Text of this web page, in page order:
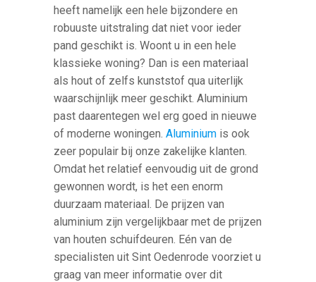
heeft namelijk een hele bijzondere en
robuuste uitstraling dat niet voor ieder
pand geschikt is. Woont u in een hele
klassieke woning? Dan is een materiaal
als hout of zelfs kunststof qua uiterlijk
waarschijnlijk meer geschikt. Aluminium
past daarentegen wel erg goed in nieuwe
of moderne woningen.Aluminium is ook
zeer populair bij onze zakelijke klanten.
Omdat het relatief eenvoudig uit de grond
gewonnen wordt, is het een enorm
duurzaam materiaal. De prijzen van
aluminium zijn vergelijkbaar met de prijzen
van houten schuifdeuren. Eén van de
specialisten uit Sint Oedenrode voorziet u
graag van meer informatie over dit